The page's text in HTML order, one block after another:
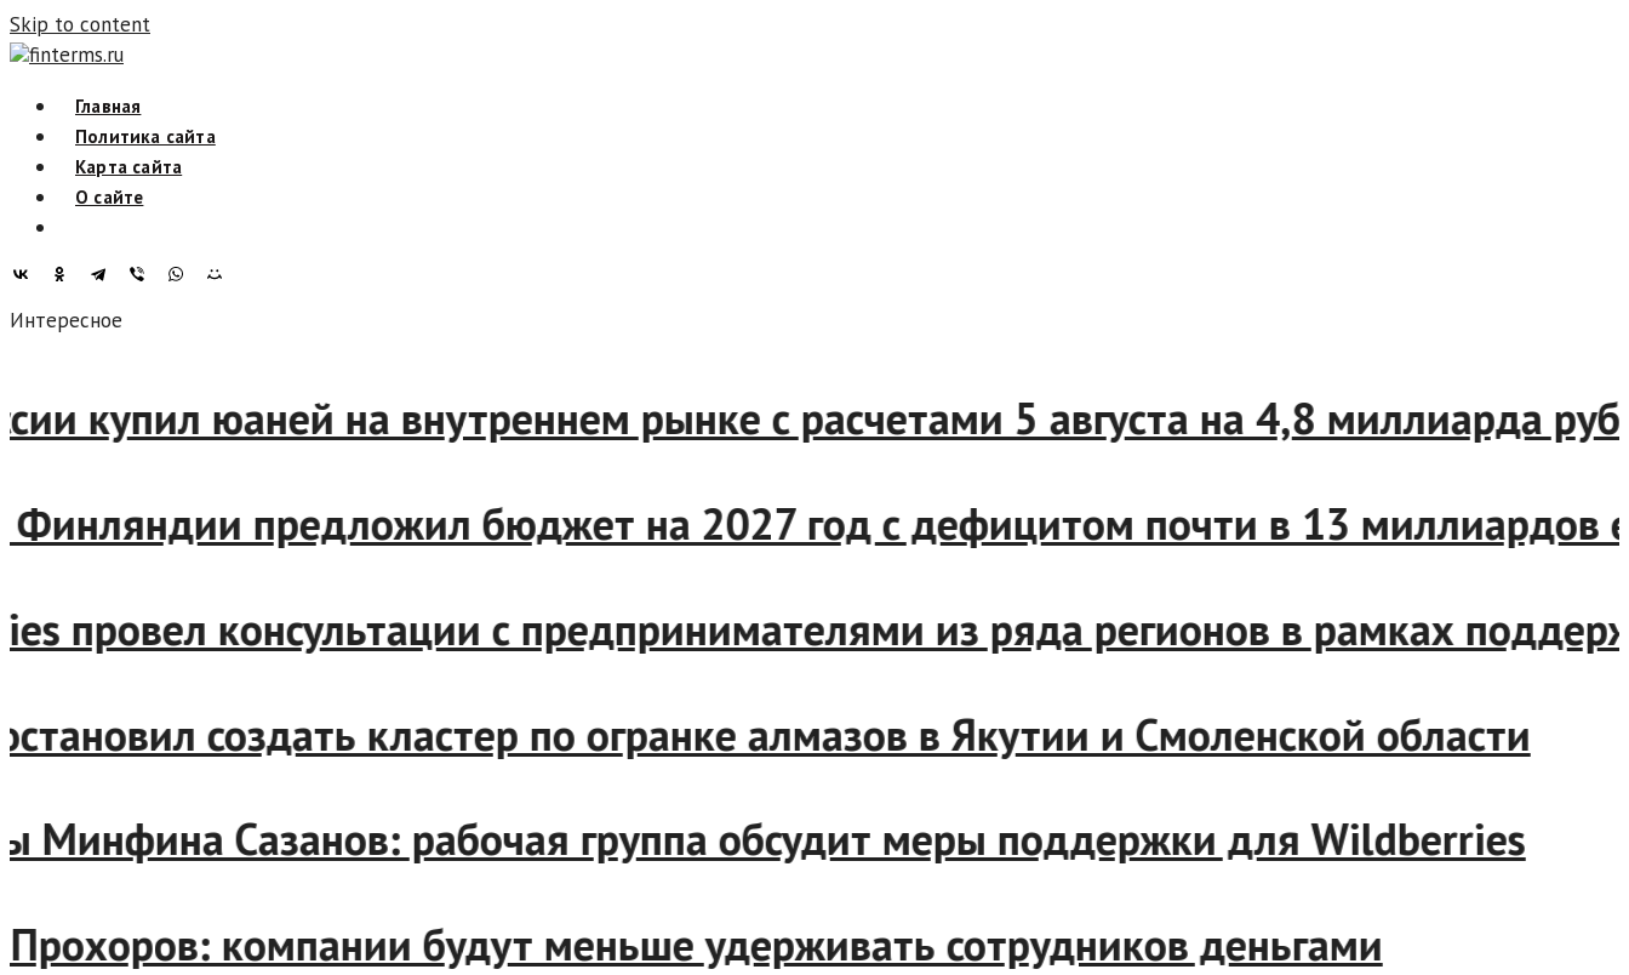
Skip to content
finterms.ru
Главная
Политика сайта
Карта сайта
О сайте
Интересное
купил юаней на внутреннем рынке с расчетами 5 августа на 4,8 миллиарда
Финляндии предложил бюджет на 2027 год с дефицитом почти в 13
провел консультации с предпринимателями из ряда регионов в рамках
постановил создать кластер по огранке алмазов в Якутии и Смоленской области
Минфина Сазанов: рабочая группа обсудит меры поддержки для Wildberries
Прохоров: компании будут меньше удерживать сотрудников деньгами